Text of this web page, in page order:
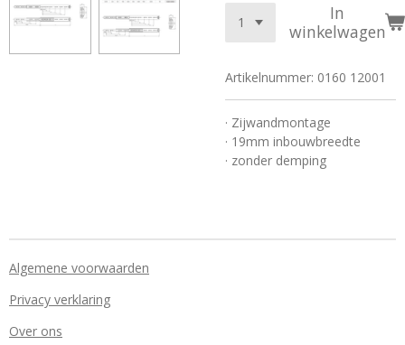
In
winkelwagen
Artikelnummer: 0160 12001
· Zijwandmontage
· 19mm inbouwbreedte
· zonder demping
Algemene voorwaarden
Privacy verklaring
Over ons